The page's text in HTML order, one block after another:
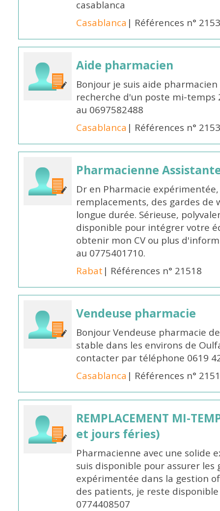
casablanca
Casablanca | Références n°
Aide pharmacien
Bonjour je suis aide
recherche d'un poste mi-temps
au 0697582488
Casablanca | Références n°
Pharmacienne
Dr en Pharmacie
remplacements, des gardes de
longue durée. Sérieuse,
disponible pour intégrer votre
obtenir mon CV ou plus
au 0775401710.
Rabat | Références n° 21518
Vendeuse pharmacie
Bonjour Vendeuse pharmacie
stable dans les environs de
contacter par téléphone 0619
Casablanca | Références n°
REMPLACEMENT MI-
et jours féries)
Pharmacienne avec une solide
suis disponible pour assurer les
expérimentée dans la gestion
des patients, je reste
0774408507